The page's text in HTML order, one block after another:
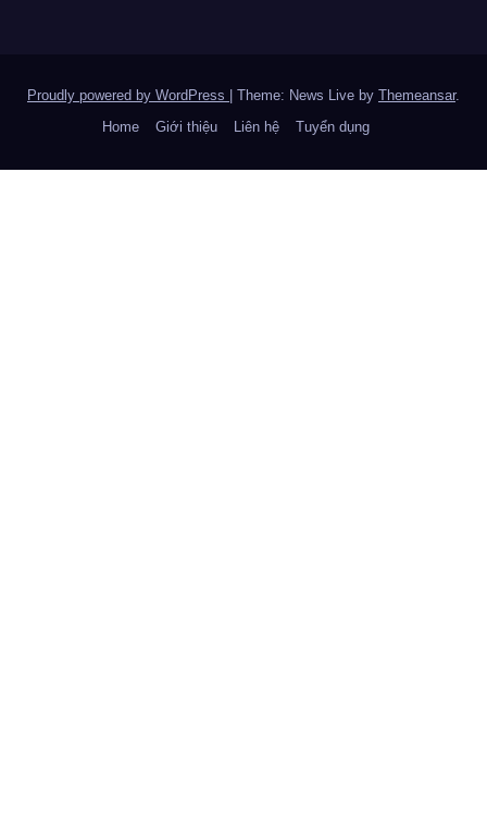
Proudly powered by WordPress Theme: News Live by Themeansar.
Home
Giới thiệu Liên hệ Tuyển dụng